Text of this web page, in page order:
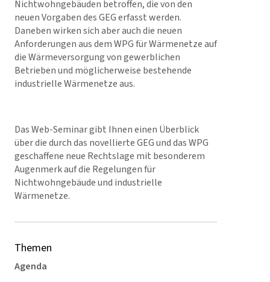
Nichtwohngebäuden betroffen, die von den
neuen Vorgaben des GEG erfasst werden.
Daneben wirken sich aber auch die neuen
Anforderungen aus dem WPG für Wärmenetze auf
die Wärmeversorgung von gewerblichen
Betrieben und möglicherweise bestehende
industrielle Wärmenetze aus.
Das Web-Seminar gibt Ihnen einen Überblick
über die durch das novellierte GEG und das WPG
geschaffene neue Rechtslage mit besonderem
Augenmerk auf die Regelungen für
Nichtwohngebäude und industrielle
Wärmenetze.
Themen
Agenda